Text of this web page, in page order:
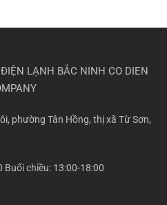
LẠNH BẮC NINH CO DIEN
phường Tân Hồng, thị xã Từ Sơn,
Buổi chiều: 13:00-18:00